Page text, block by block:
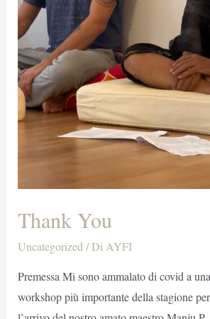
Thank You
Uncategorized / Di AYFI
Premessa Mi sono ammalato di covid a
workshop più importante della stagione